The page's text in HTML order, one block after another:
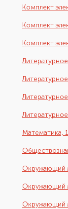
Комплект
Комплект
Комплект
Математика,
Окружающий
Окружающий
Окружающий